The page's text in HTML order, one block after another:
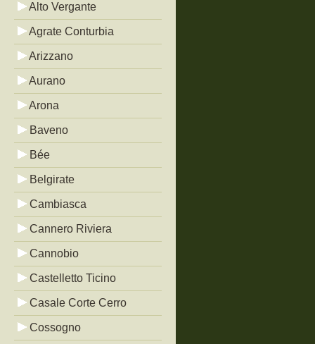
Alto Vergante
Agrate Conturbia
Arizzano
Aurano
Arona
Baveno
Bée
Belgirate
Cambiasca
Cannero Riviera
Cannobio
Castelletto Ticino
Casale Corte Cerro
Cossogno